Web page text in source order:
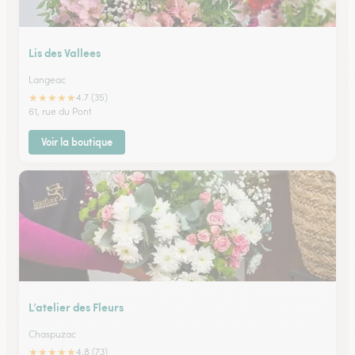
Lis des Vallees
Langeac
★★★★★4.7 (35)
61, rue du Pont
Voir la boutique
L’atelier des Fleurs
Chaspuzac
★★★★★4.8 (73)